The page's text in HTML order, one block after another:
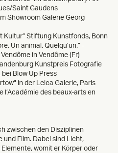
Saint Gaudens
Showroom Galerie Georg
Kultur” Stiftung Kunstfonds, Bonn
Un animal. Quelqu’un.” -
in Vendôme (Fr)
Kunstpreis Fotografie
bei Blow Up Press
in der Leica Galerie, Paris
l’Académie des beaux-arts en
zwischen den Disziplinen
und Film. Dabei sind Licht,
womit er Körper oder